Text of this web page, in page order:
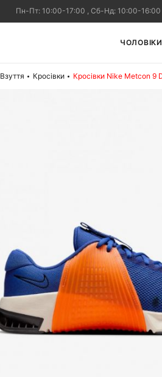
ЧОЛОВІКИ
Пн-Пт: 10:00-17:00 , Сб-Нд: 10:00-16:00
Взуття Кросівки
Кросівки Nike Metcon 9